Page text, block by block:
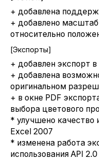
+ добавлена
+ добавлено
относительно
[Экспорты]
+ добавлен экспорт
+ добавлена
оригинальном
+ в окне PDF
выбора цветового
* улучшено качество
Excel 2007
* изменена работа
использования API